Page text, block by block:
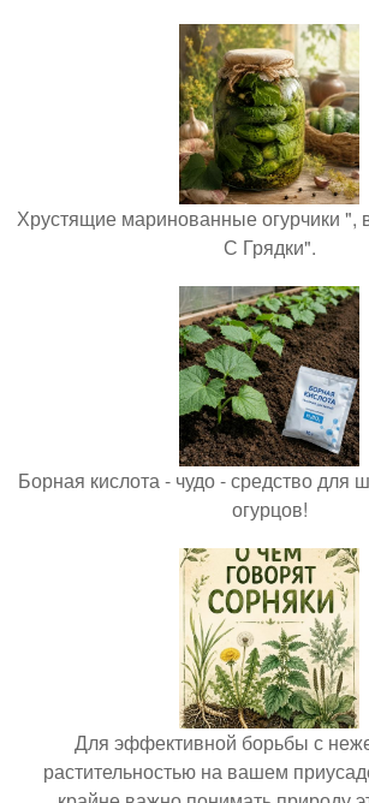
Хрустящие маринованные огурчики ",
С Грядки".
Борная кислота - чудо - средство для
огурцов!
Для эффективной борьбы с
растительностью на вашем